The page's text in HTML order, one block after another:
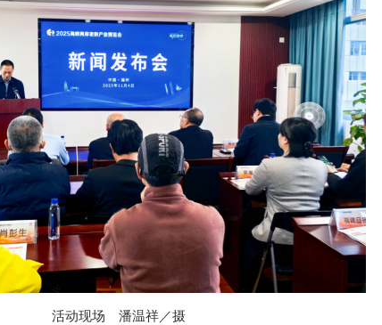
活动现场 潘温祥／ 摄